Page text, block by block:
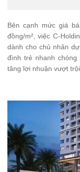
Bên cạnh mức giá
đồng/m², việc C-
dành cho chủ nhân
đình trẻ nhanh
tăng lợi nhuận vượt